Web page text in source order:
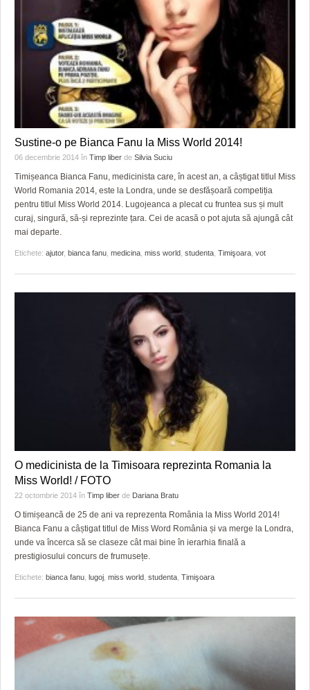
Sustine-o pe Bianca Fanu la Miss World 2014!
06 decembrie 2014 în Timp liber de Silvia Suciu
Timișeanca Bianca Fanu, medicinista care, în acest an, a câștigat titlul Miss
World Romania 2014, este la Londra, unde se desfășoară competiția
pentru titlul Miss World 2014. Lugojeanca a plecat cu fruntea sus și mult
curaj, singură, să-și reprezinte țara. Cei de acasă o pot ajuta să ajungă cât
mai departe.
Etichete: ajutor, bianca fanu medicina miss world studenta Timişoara vot
O medicinista de la Timisoara reprezinta Romania la
Miss World! / FOTO
22 octombrie 2014 în Timp liber de Dariana Bratu
O timișeancă de 25 de ani va reprezenta România la Miss World 2014!
Bianca Fanu a câștigat titlul de Miss Word România și va merge la Londra,
unde va încerca să se claseze cât mai bine în ierarhia finală a
prestigiosului concurs de frumusețe.
Etichete: bianca fanu lugoj miss world studenta Timişoara